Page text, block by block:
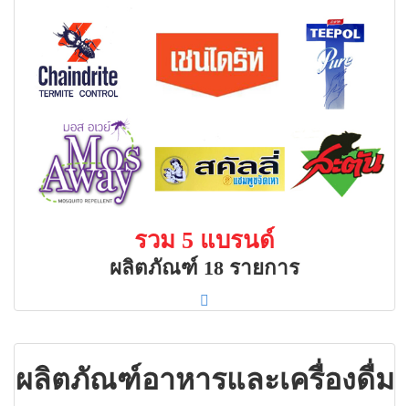
รวม 5 แบรนด์
ผลิตภัณฑ์ 18 รายการ
ผลิตภัณฑ์อาหารและเครื่องดื่ม